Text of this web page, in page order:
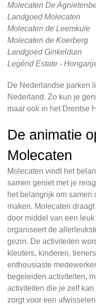
Molecaten De
Landgoed Molecaten
Molecaten de Leemkule
Molecaten de Koerberg
Landgoed Ginkelduin
Legénd Estate -
De Nederlandse parken
Nederland. Zo kun je
maar ook in het Drentse
De animatie
Molecaten
Molecaten vindt het
samen geniet met je
het belangrijk om samen
maken. Molecaten
door middel van een
organiseert de
gezin. De activiteiten
kleuters, kinderen,
enthousiaste
begeleiden activiteiten,
activiteiten die je zelf
zorgt voor een